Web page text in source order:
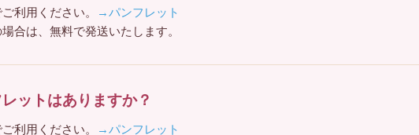
利用ください。
→パンフレット
合は、無料で発送いたします。
ットはありますか？
利用ください。
→パンフレット